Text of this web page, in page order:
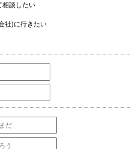
相談したい
社)に行きたい